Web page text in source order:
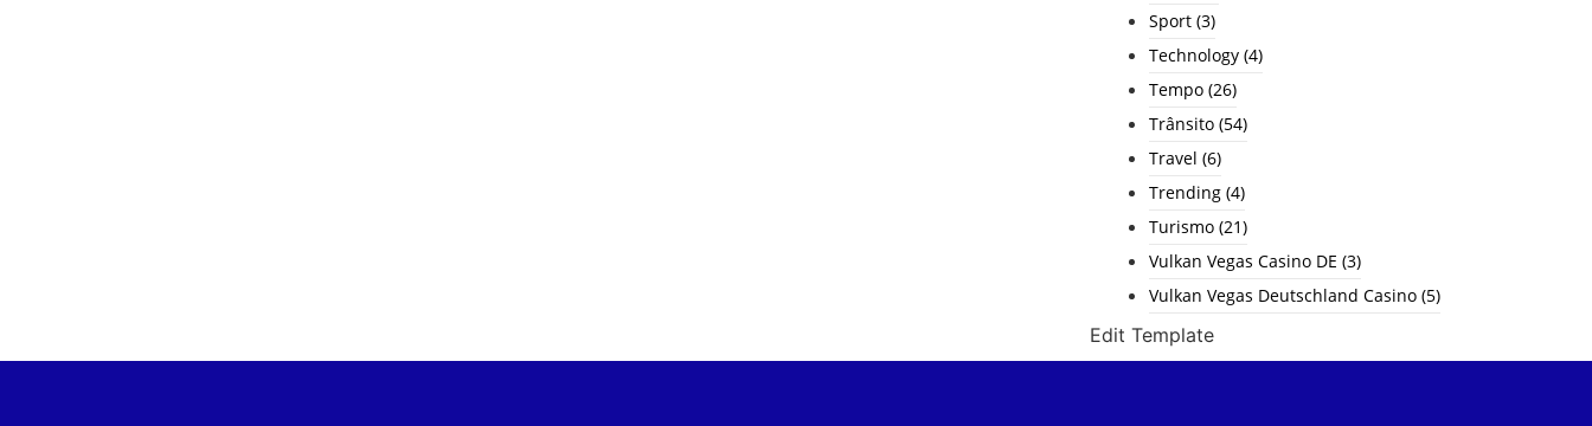
Sport (3)
Technology (4)
Tempo (26)
Trânsito (54)
Travel (6)
Trending (4)
Turismo (21)
Vulkan Vegas Casino DE (3)
Vulkan Vegas Deutschland Casino (5)
Edit Template